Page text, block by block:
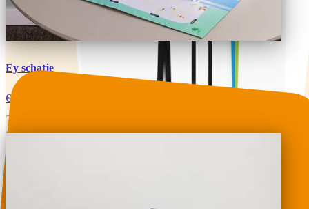
Ey schatje
€189,95